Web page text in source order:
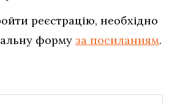
реєстрацію, необхідно
форму за посиланням.